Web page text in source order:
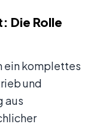
Die Rolle
ein komplettes
und
aus